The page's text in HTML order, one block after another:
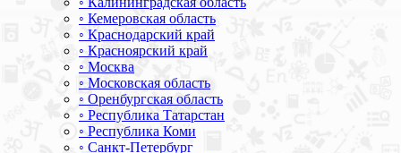
◦ Кемеровская область
◦ Краснодарский край
◦ Красноярский край
◦ Москва
◦ Московская область
◦ Оренбургская область
◦ Республика Татарстан
◦ Республика Коми
◦ Санкт-Петербург